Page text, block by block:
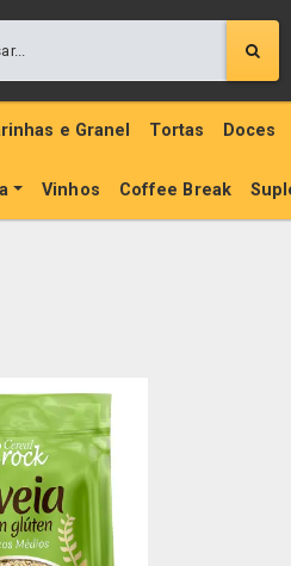
e Granel Tortas Doces
Vinhos Coffee Break